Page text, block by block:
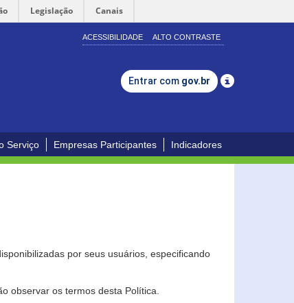
Legislação Canais
ACESSIBILIDADE ALTO CONTRASTE
Entrar com gov.br
Serviço Empresas Participantes Indicadores
por seus usuários, especificando
observar os termos desta Política.